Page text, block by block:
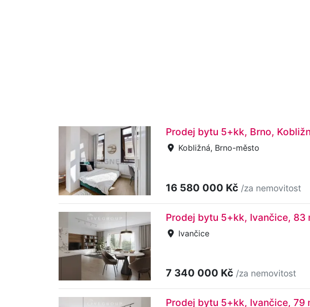
Prodej bytu 5+kk, Brno,
Kobližná, Brno-město
16 580 000 Kč /za nemovitost
Prodej bytu 5+kk, Ivančice, 83
Ivančice
7 340 000 Kč /za nemovitost
Prodej bytu 5+kk, Ivančice, 79